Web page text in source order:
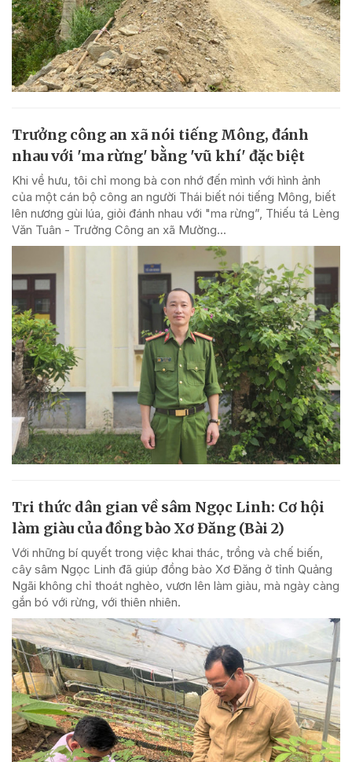
Trưởng công an xã nói tiếng Mông, đánh
nhau với 'ma rừng' bằng 'vũ khí' đặc biệt
Khi về hưu, tôi chỉ mong bà con nhớ đến mình với hình ảnh
của một cán bộ công an người Thái biết nói tiếng Mông, biết
lên nương gùi lúa, giỏi đánh nhau với "ma rừng”, Thiếu tá Lèng
Văn Tuân - Trưởng Công an xã Mường...
Tri thức dân gian về sâm Ngọc Linh: Cơ hội
làm giàu của đồng bào Xơ Đăng (Bài 2)
Với những bí quyết trong việc khai thác, trồng và chế biến,
cây sâm Ngọc Linh đã giúp đồng bào Xơ Đăng ở tỉnh Quảng
Ngãi không chỉ thoát nghèo, vươn lên làm giàu, mà ngày càng
gắn bó với rừng, với thiên nhiên.